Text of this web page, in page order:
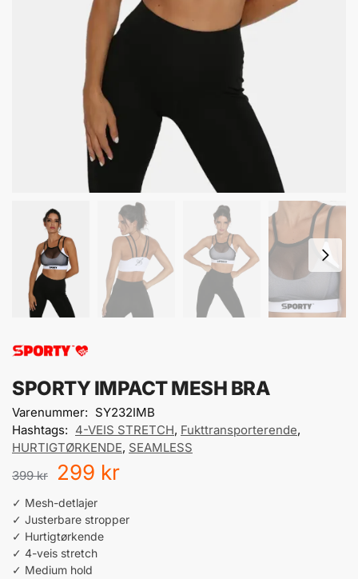
SPORTY IMPACT MESH BRA
Varenummer: SY232IMB
Hashtags: 4-VEIS STRETCH, Fukttransporterende,
HURTIGTØRKENDE, SEAMLESS
399kr 299 kr
✓ Mesh-detlajer
✓ Justerbare stropper
✓ Hurtigtørkende
✓ 4-veis stretch
✓ Medium hold